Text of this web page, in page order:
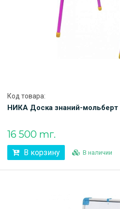
Код товара:
НИКА Доска знаний-
16 500 тг.
В корзину В наличии